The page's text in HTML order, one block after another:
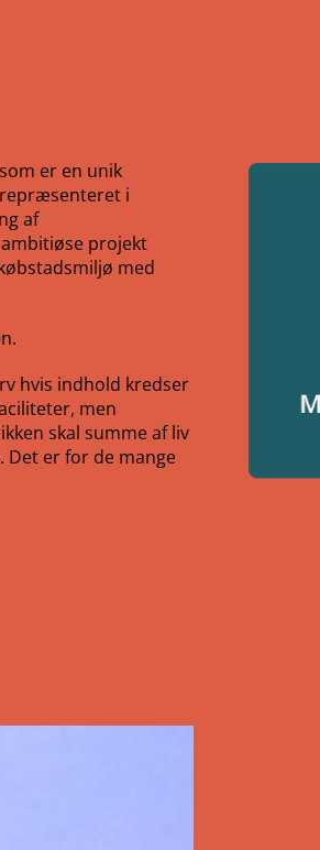
er en unik
i
af
projekt
med
hvis indhold kredser
men
skal summe af liv
Det er for de mange